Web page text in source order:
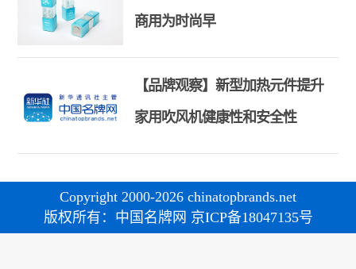
商用为时尚早
【品牌观察】新型加热元件提升
家用吹风机健康性和安全性
Copyright 2000-2026 chinatopbrands.net
版权所有：中国名牌网 京ICP备18047135号